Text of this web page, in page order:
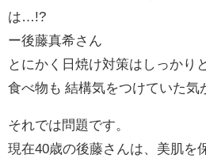
は…!?
ー後藤真希さん
とにかく日焼け対策はしっかり
食べ物も 結構気をつけていた気
それでは問題です。
現在40歳の後藤さんは、美肌を